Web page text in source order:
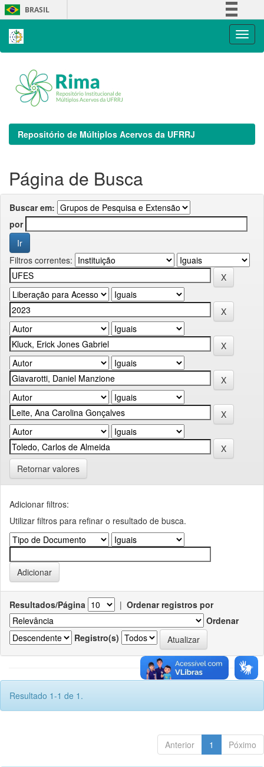
Skip
navigation
BRASIL
Repositório de Múltiplos Acervos da UFRRJ
Página de Busca
Buscar em:
por
Filtros correntes:
Retornar valores
Adicionar filtros:
Utilizar filtros para refinar o resultado de busca.
Resultados/Página | Ordenar registros por
Ordenar
Registro(s)
Resultado 1-1 de 1.
Anterior 1 Póximo